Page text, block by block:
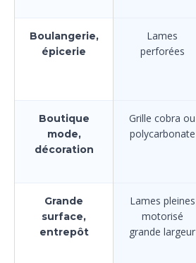
Boulangerie,
épicerie
Lames
perforées
Boutique
mode,
décoration
Grille cobra ou
polycarbonate
Grande
surface,
entrepôt
Lames pleines
motorisé
grande largeur